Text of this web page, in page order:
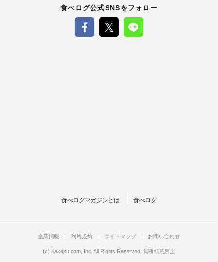
食べログ公式SNSをフォロー
食べログマガジンとは 食べログ
企業情報 利用規約 サイトマップ お問い合わせ
(c) Kakaku.com, Inc. All Rights Reserved. 無断転載禁止